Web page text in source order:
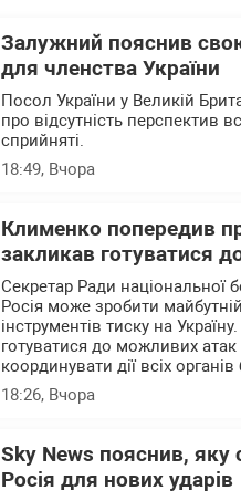
Залужний пояснив
для членства України
Посол України у Великій
про відсутність перспектив
сприйняті.
18:49, Вчора
Клименко попередив
закликав готуватися
Секретар Ради національної
Росія може зробити
інструментів тиску на
готуватися до можливих
координувати дії всіх
18:26, Вчора
Sky News пояснив, яку
Росія для нових ударів